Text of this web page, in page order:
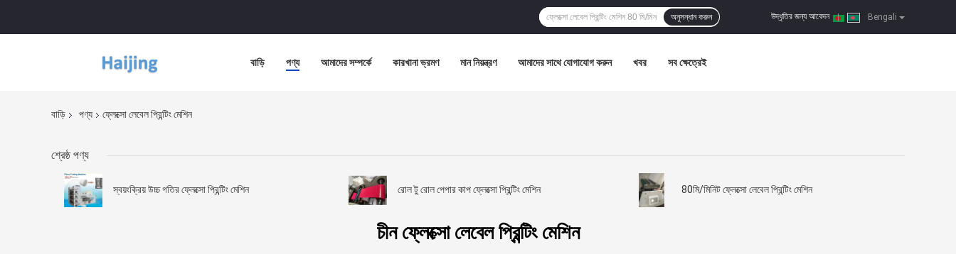
Bengali
উদ্ধৃতির জন্য আবেদন |
অনুসন্ধান করুন
বাড়ি পণ্য আমাদের সম্পর্কে কারখানা ভ্রমণ মান নিয়ন্ত্রণ আমাদের সাথে যোগাযোগ করুন খবর সব ক্ষেত্রেই
বাড়ি পণ্য ফ্লেক্সো লেবেল প্রিন্টিং মেশিন
শ্রেষ্ঠ পণ্য
স্বয়ংক্রিয় উচ্চ গতির ফ্লেক্সো প্রিন্টিং মেশিন রোল টু রোল পেপার কাপ ফ্লেক্সো প্রিন্টিং মেশিন 80মি/মিনিট ফ্লেক্সো লেবেল প্রিন্টিং মেশিন
চীন ফ্লেক্সো লেবেল প্রিন্টিং মেশিন